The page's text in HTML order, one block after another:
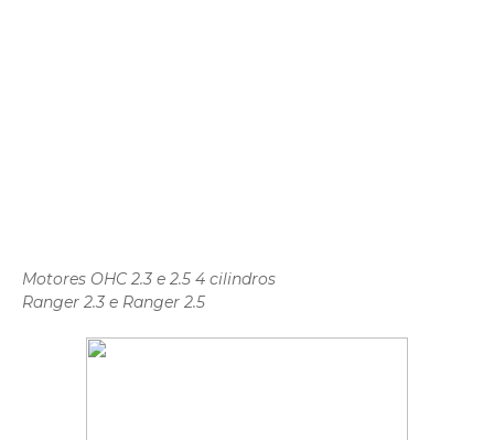
Motores OHC 2.3 e 2.5 4 cilindros
Ranger 2.3 e Ranger 2.5